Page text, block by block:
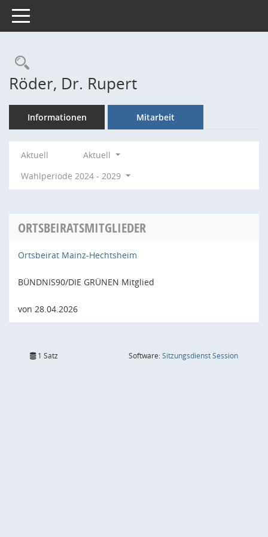
Toggle navigation
Rechercheauswahl
Röder, Dr. Rupert
Informationen Mitarbeit
Aktuell
Aktuell
Wahlperiode 2024 - 2029
ORTSBEIRATSMITGLIEDER
Ortsbeirat Mainz-Hechtsheim
BÜNDNIS90/DIE GRÜNEN Mitglied
von 28.04.2026
1 Satz Software:SitzungsdienstSession(Wird in